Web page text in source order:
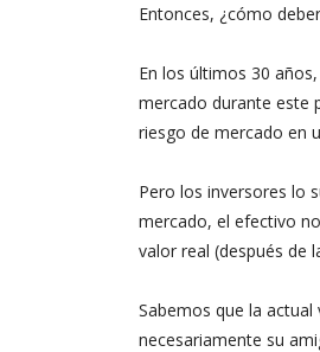
Entonces, ¿cómo
En los últimos 30
mercado durante este
riesgo de mercado en
Pero los inversores lo
mercado, el efectivo
valor real (después de
Sabemos que la
necesariamente su